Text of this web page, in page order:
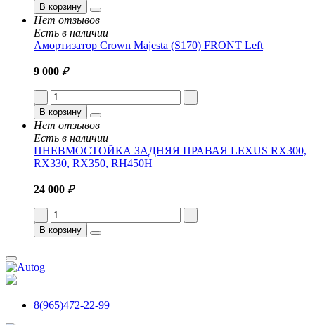
В корзину
Нет отзывов
Есть в наличии
Амортизатор Crown Majesta (S170) FRONT Left
9 000 ₽
В корзину
Нет отзывов
Есть в наличии
ПНЕВМОСТОЙКА ЗАДНЯЯ ПРАВАЯ LEXUS RX300,
RX330, RX350, RH450H
24 000 ₽
В корзину
8(965)472-22-99